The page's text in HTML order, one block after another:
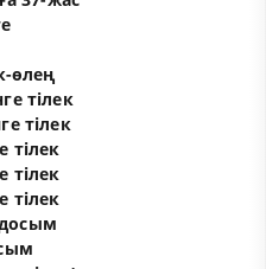
өлең
тілек
тілек
тілек
тілек
тілек